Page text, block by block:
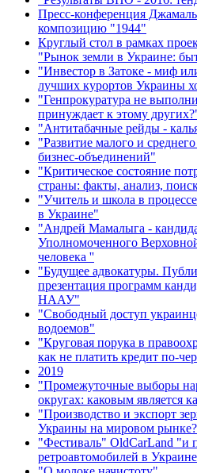
Пресс-конференция
композицию "1944"
Круглый стол в рамках
"Рынок земли в Украине:
"Инвестор в Затоке - миф
лучших курортов Украины
"Генпрокуратура не
принуждает к этому
"Антитабачные рейды -
"Развитие малого и
бизнес-объединений"
"Критическое состояние
страны: факты, анализ,
"Учитель и школа в
в Украине"
"Андрей Мамалыга -
Уполномоченного
человека ''
"Будущее адвокатуры.
презентация программ
НААУ"
"Свободный доступ
водоемов"
"Круговая порука в
как не платить кредит по-
2019
"Промежуточные выборы
округах: каковым является
"Производство и экспорт
Украины на мировом
"Фестиваль" OldCarLand "и
ретроавтомобилей в